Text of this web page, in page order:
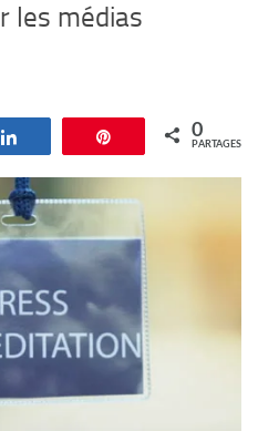
les médias
Épingle 0
PARTAGES